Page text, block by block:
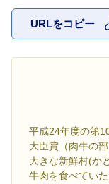
URLをコピー
平成24年度の第
大臣賞（肉牛の
大きな新鮮村(か
牛肉を食べてい